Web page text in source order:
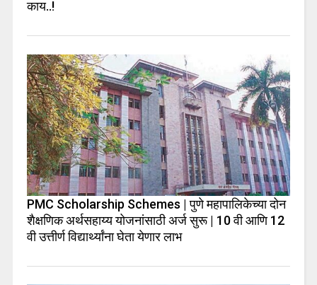
काय..!
PMC Scholarship Schemes | पुणे महापालिकेच्या दोन
शैक्षणिक अर्थसहाय्य योजनांसाठी अर्ज सुरू | 10 वी आणि 12
वी उत्तीर्ण विद्यार्थ्यांना घेता येणार लाभ